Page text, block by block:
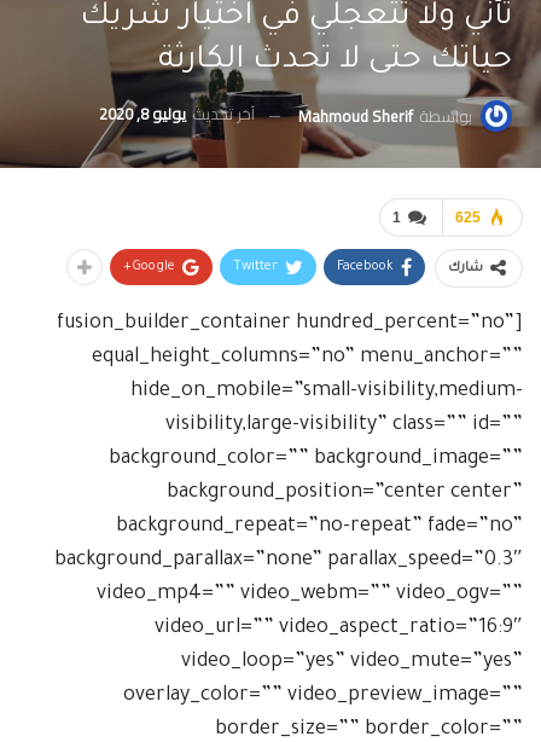
تأني ولا تتعجلي في اختيار شريك
حياتك حتى لا تحدث الكارثة
بواسطة Mahmoud Sherif آخر تحديث يوليو 8, 2020
1 625
شارك Facebook
Twitter
Google+
[fusion_builder_container hundred_percent=”no”
equal_height_columns=”no” menu_anchor=””
hide_on_mobile=”small-visibility,medium-
visibility,large-visibility” class=”” id=””
background_color=”” background_image=””
background_position=”center center”
background_repeat=”no-repeat” fade=”no”
background_parallax=”none” parallax_speed=”0.3″
video_mp4=”” video_webm=”” video_ogv=””
video_url=”” video_aspect_ratio=”16:9″
video_loop=”yes” video_mute=”yes”
overlay_color=”” video_preview_image=””
border_size=”” border_color=””